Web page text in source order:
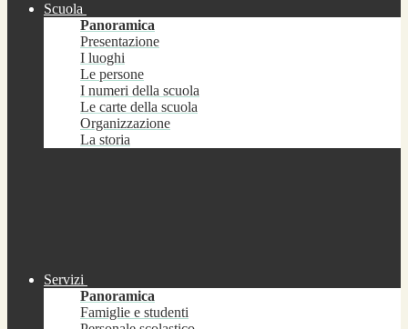
Scuola
Panoramica
Presentazione
I luoghi
Le persone
I numeri della scuola
Le carte della scuola
Organizzazione
La storia
Servizi
Panoramica
Famiglie e studenti